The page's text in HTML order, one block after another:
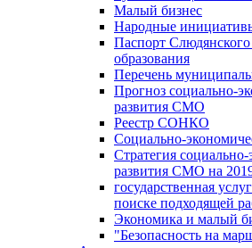
Малый бизнес
Народные
Паспорт
образования
Перечень
Прогноз социально-
развития СМО
Реестр СОНКО
Социально-
Стратегия
развития СМО на
государственная
поиске подходящей
Экономика и малый
"Безопасность на